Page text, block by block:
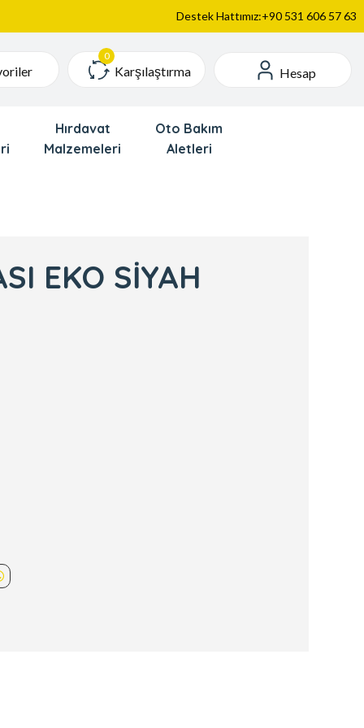
Destek Hattımız:+90 531 606 57 63
Karşılaştırma Hesap
Hırdavat
Malzemeleri
Oto Bakım
Aletleri
EKO SİYAH